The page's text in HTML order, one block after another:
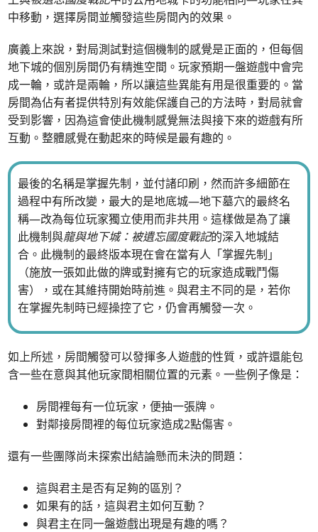
中移動，選擇房間並觸發這些房間內的效果。
廣義上來說，對局測試對這個機制的感覺是正面的，但每個
地下城的個別房間仍有精進空間。玩家預期一盤遊戲中會完
成一輪，或許是兩輪，所以讓這些異能有用是很重要的。當
房間為佔有者提供特別有效能保護自己的方法時，對局就會
受到影響，因為這會使此機制感覺無法與接下來的遊戲有所
互動。整體感覺在動起來的時候是最有趣的。
最後的名稱是掌握先制，並付諸印刷，然而許多細節在
過程中有所改變，最大的是地底城—地下墓穴的最終名
稱—改為每位玩家獨立使用而非共用。這樣做是為了讓
此機制與龍與地下城：被遺忘國度戰記的深入地城結
合。此機制的最終版本現在會在當有人「掌握先制」
（施放一張如此做的牌或對擁有它的玩家造成戰鬥傷
害），或在其維持開始時前進。與君主不同的是，若你
在掌握先制時已經操控了它，仍會再觸發一次。
如上所述，房間觸發可以發揮多人遊戲的性質，或許還能包
含一些在意與其他玩家間相關位置的元素。一些例子像是：
房間裡每有一位玩家，便抽一張牌。
對鄰接房間裡的每位玩家造成2點傷害。
還有一些團隊尚未探索出結論懸而未決的問題：
這與君主是否有足夠的區別？
如果有的話，這與君主如何互動？
與君主在同一盤遊戲出現是有趣的嗎？